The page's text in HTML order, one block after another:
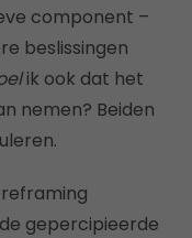
component –
beslissingen
ik ook dat het
nemen? Beiden
gepercipieerde